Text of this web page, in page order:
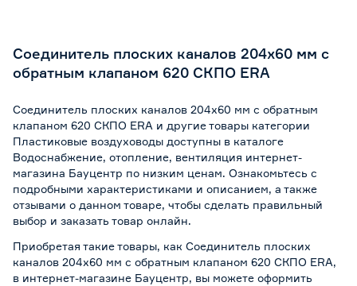
Соединитель плоских каналов 204х60 мм с
обратным клапаном 620 СКПО ERA
Соединитель плоских каналов 204х60 мм с обратным
клапаном 620 СКПО ERA и другие товары категории
Пластиковые воздуховоды доступны в каталоге
Водоснабжение, отопление, вентиляция интернет-
магазина Бауцентр по низким ценам. Ознакомьтесь с
подробными характеристиками и описанием, а также
отзывами о данном товаре, чтобы сделать правильный
выбор и заказать товар онлайн.
Приобретая такие товары, как Соединитель плоских
каналов 204х60 мм с обратным клапаном 620 СКПО ERA,
в интернет-магазине Бауцентр, вы можете оформить